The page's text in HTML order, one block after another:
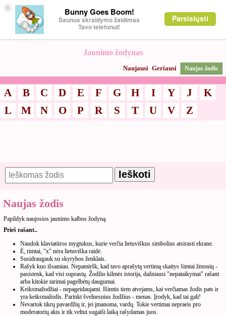
× Bunny Goes Boom!
Šaunus skraidymo žaidimas
Tavo telefonui!
Parsisiųsti
Jaunimo žodynas
Naujausi Geriausi Naujas žodis
A B C D E F G H I Y J
K
L
M N O P R S T U V Z
Naujas žodis
Papildyk naujosios jaunimo kalbos žodyną.
Prieš rašant..
Naudok klaviatūros mygtukus, kurie verčia lietuviškus simbolius atsirasti ekrane.
Ė, rimtai, "x" nėra lietuviška raidė.
Susidraugauk su skyrybos ženklais.
Rašyk kuo išsamiau. Nepamiršk, kad tavo aprašytą vertimą skaitys šimtai žmonių -
pasistenk, kad visi suprastų. Žodžio kilmės istorija, dažniausi "nepataikymai" rašant
arba kitokie tarimai pagelbėtų daugumai.
Keiksmažodžiai - nepageidaujami. Išimtis tiem atvejams, kai verčiamas žodis pats ir
yra keiksmažodis. Parinkt švelnesnius žodžius - menas. Įrodyk, kad tai gali!
Nevartok tikrų pavardžių ir, jei įmanoma, vardų. Tokie vertimai nepraeis pro
moderatorių akis ir tik veltui sugaiši laiką rašydamas juos.